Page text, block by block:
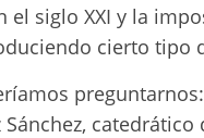
el siglo XXI y la
cierto tipo
Sánchez,